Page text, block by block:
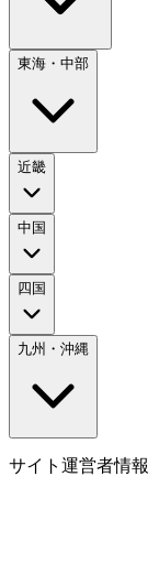
東海・中部
近畿
中国
四国
九州・沖縄
サイト運営者情報